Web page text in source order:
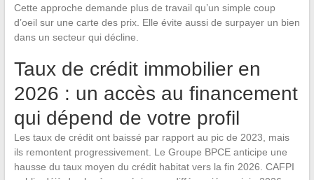
Cette approche demande plus de travail qu’un simple coup
d’oeil sur une carte des prix. Elle évite aussi de surpayer un bien
dans un secteur qui décline.
Taux de crédit immobilier en
2026 : un accès au financement
qui dépend de votre profil
Les taux de crédit ont baissé par rapport au pic de 2023, mais
ils remontent progressivement. Le Groupe BPCE anticipe une
hausse du taux moyen du crédit habitat vers la fin 2026. CAFPI